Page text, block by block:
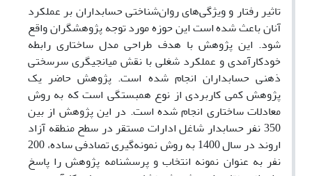
تاثیر رفتار و ویژگی‌های روان‌شناختی حسابداران بر عملکرد
آنان باعث شده است این حوزه مورد توجه پژوهشگران واقع
شود. این پژوهش با هدف طراحی مدل ساختاری رابطه
خودکارآمدی و عملکرد شغلی با نقش میانجیگری سرسختی
ذهنی حسابداران انجام شده است. پژوهش حاضر یک
پژوهش کمی کاربردی از نوع همبستگی است که به روش
معادلات ساختاری انجام شده است. در این پژوهش از بین
350 نفر حسابدار شاغل ادارات مستقر در سطح منطقه آزاد
اروند در سال 1400 به روش نمونه‌گیری تصادفی ساده، 200
نفر به عنوان نمونه انتخاب و پرسشنامه پژوهش را پاسخ